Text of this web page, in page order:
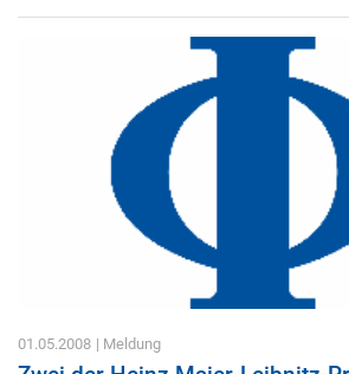
01.05.2008 | Meldung